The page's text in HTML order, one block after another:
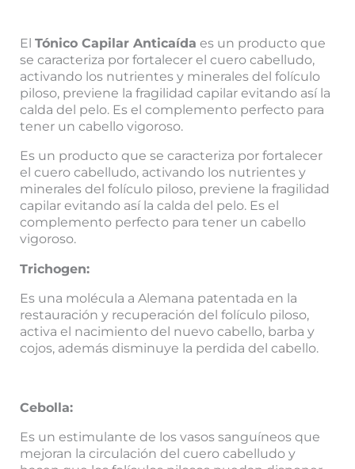
ElTónico Capilar Anticaída es un producto que
se caracteriza por fortalecer el cuero cabelludo,
activando los nutrientes y minerales del folículo
piloso, previene la fragilidad capilar evitando así la
calda del pelo. Es el complemento perfecto para
tener un cabello vigoroso.
Es un producto que se caracteriza por fortalecer
el cuero cabelludo, activando los nutrientes y
minerales del folículo piloso, previene la fragilidad
capilar evitando así la calda del pelo. Es el
complemento perfecto para tener un cabello
vigoroso.
Trichogen:
Es una molécula a Alemana patentada en la
restauración y recuperación del folículo piloso,
activa el nacimiento del nuevo cabello, barba y
cojos, además disminuye la perdida del cabello.
Cebolla:
Es un estimulante de los vasos sanguíneos que
mejoran la circulación del cuero cabelludo y